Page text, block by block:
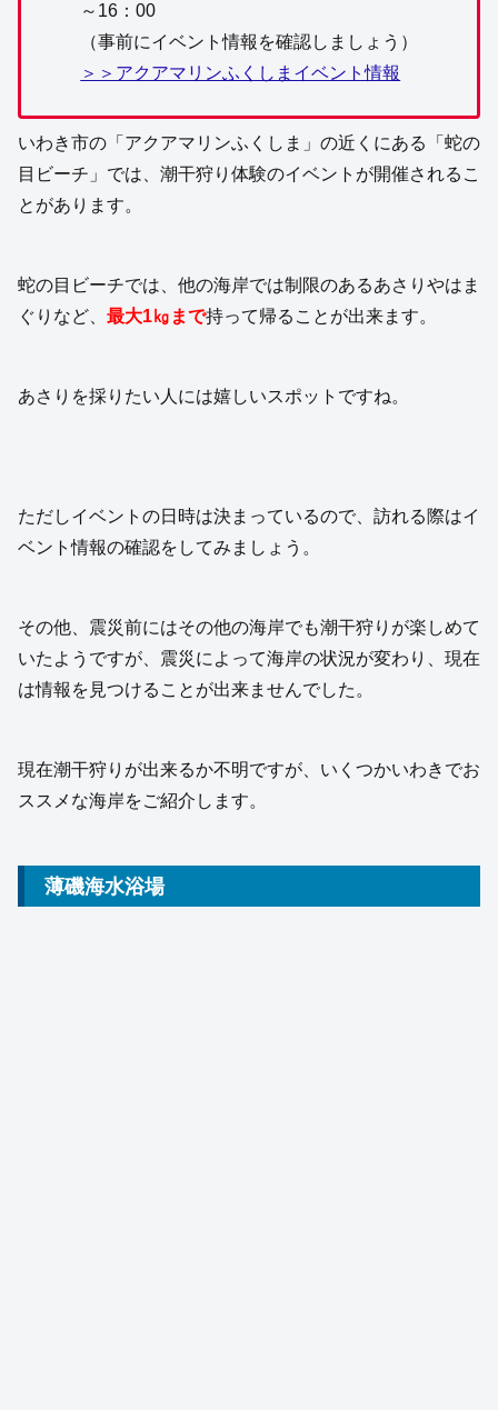
～16：00
（事前にイベント情報を確認しましょう）
＞＞アクアマリンふくしまイベント情報
いわき市の「アクアマリンふくしま」の近くにある「蛇の
目ビーチ」では、潮干狩り体験のイベントが開催されるこ
とがあります。
蛇の目ビーチでは、他の海岸では制限のあるあさりやはま
ぐりなど、 最大1㎏まで持って帰ることが出来ます。
あさりを採りたい人には嬉しいスポットですね。
ただしイベントの日時は決まっているので、訪れる際はイ
ベント情報の確認をしてみましょう。
その他、震災前にはその他の海岸でも潮干狩りが楽しめて
いたようですが、震災によって海岸の状況が変わり、現在
は情報を見つけることが出来ませんでした。
現在潮干狩りが出来るか不明ですが、いくつかいわきでお
ススメな海岸をご紹介します。
薄磯海水浴場